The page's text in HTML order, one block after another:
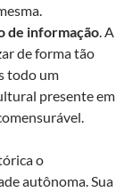
de informação . A
de forma tão
todo um
presente em
o
autônoma. Sua